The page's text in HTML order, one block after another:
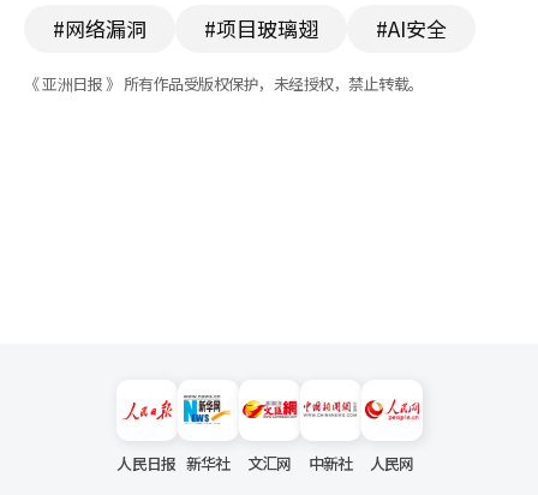
#网络漏洞 #项目玻璃翅 #AI安全
《 亚洲日报 》 所有作品受版权保护，未经授权，禁止转载。
人民日报 新华社 文汇网 中新社 人民网